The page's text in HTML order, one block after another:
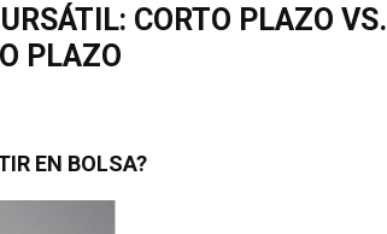
CORTO PLAZO VS.
PLAZO
EN BOLSA?